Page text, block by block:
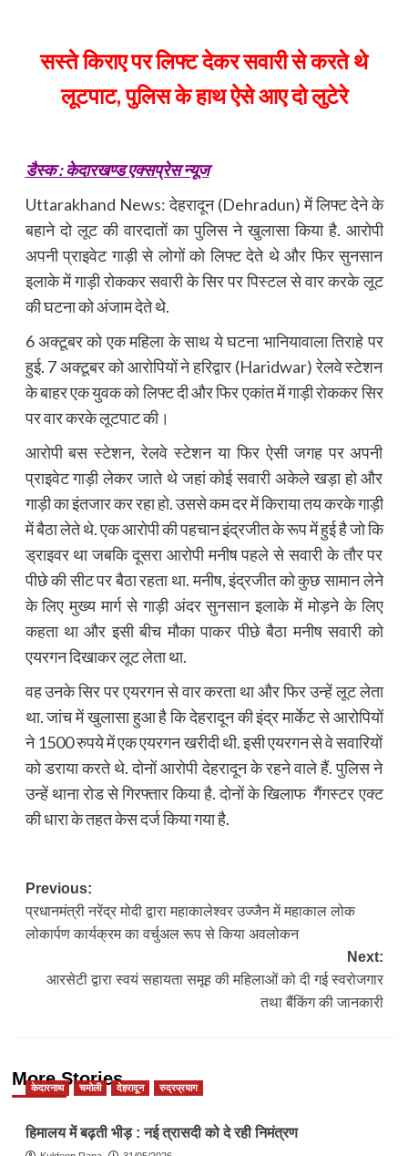
सस्ते किराए पर लिफ्ट देकर सवारी से करते थे
लूटपाट, पुलिस के हाथ ऐसे आए दो लुटेरे
डैस्क : केदारखण्ड एक्सप्रेस न्यूज
Uttarakhand News: देहरादून (Dehradun) में लिफ्ट देने के
बहाने दो लूट की वारदातों का पुलिस ने खुलासा किया है. आरोपी
अपनी प्राइवेट गाड़ी से लोगों को लिफ्ट देते थे और फिर सुनसान
इलाके में गाड़ी रोककर सवारी के सिर पर पिस्टल से वार करके लूट
की घटना को अंजाम देते थे.
6 अक्टूबर को एक महिला के साथ ये घटना भानियावाला तिराहे पर
हुई. 7 अक्टूबर को आरोपियों ने हरिद्वार (Haridwar) रेलवे स्टेशन
के बाहर एक युवक को लिफ्ट दी और फिर एकांत में गाड़ी रोककर सिर
पर वार करके लूटपाट की।
आरोपी बस स्टेशन, रेलवे स्टेशन या फिर ऐसी जगह पर अपनी
प्राइवेट गाड़ी लेकर जाते थे जहां कोई सवारी अकेले खड़ा हो और
गाड़ी का इंतजार कर रहा हो. उससे कम दर में किराया तय करके गाड़ी
में बैठा लेते थे. एक आरोपी की पहचान इंद्रजीत के रूप में हुई है जो कि
ड्राइवर था जबकि दूसरा आरोपी मनीष पहले से सवारी के तौर पर
पीछे की सीट पर बैठा रहता था. मनीष, इंद्रजीत को कुछ सामान लेने
के लिए मुख्य मार्ग से गाड़ी अंदर सुनसान इलाके में मोड़ने के लिए
कहता था और इसी बीच मौका पाकर पीछे बैठा मनीष सवारी को
एयरगन दिखाकर लूट लेता था.
वह उनके सिर पर एयरगन से वार करता था और फिर उन्हें लूट लेता
था. जांच में खुलासा हुआ है कि देहरादून की इंद्र मार्केट से आरोपियों
ने 1500 रुपये में एक एयरगन खरीदी थी. इसी एयरगन से वे सवारियों
को डराया करते थे. दोनों आरोपी देहरादून के रहने वाले हैं. पुलिस ने
उन्हें थाना रोड से गिरफ्तार किया है. दोनों के खिलाफ गैंगस्टर एक्ट
की धारा के तहत केस दर्ज किया गया है.
Post
navigation
Previous:
प्रधानमंत्री नरेंद्र मोदी द्वारा महाकालेश्वर उज्जैन में महाकाल लोक
लोकार्पण कार्यक्रम का वर्चुअल रूप से किया अवलोकन
Next:
आरसेटी द्वारा स्वयं सहायता समूह की महिलाओं को दी गई स्वरोजगार
तथा बैंकिंग की जानकारी
More Stories
केदारनाथ चमोली देहरादून रुद्रप्रयाग
हिमालय में बढ़ती भीड़ : नई त्रासदी को दे रही निमंत्रण